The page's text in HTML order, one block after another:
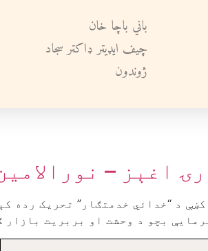
باني باچا خان
چيف ايډيټر ډاکټر سجاد
ژوندون
اغېز –
د “خدائي خدمتګار” تحريک رده
بچو د وحشت او بربريت